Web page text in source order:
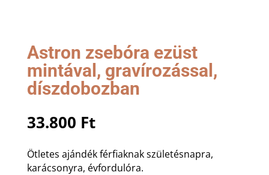
Astron zsebóra ezüst
mintával, gravírozással,
díszdobozban
33.800 Ft
Ötletes ajándék férfiaknak születésnapra,
karácsonyra, évfordulóra.